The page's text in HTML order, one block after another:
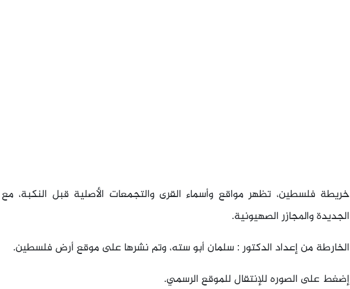
خريطة فلسطين، تظهر مواقع وأسماء القرى والتجمعات الأصلية قبل النكبة،
الجديدة والمجازر الصهيونية.
الخارطة من إعداد الدكتور : سلمان أبو سته، وتم نشرها على موقع أرض فلسطين.
إضغط على الصوره للإنتقال للموقع الرسمي.